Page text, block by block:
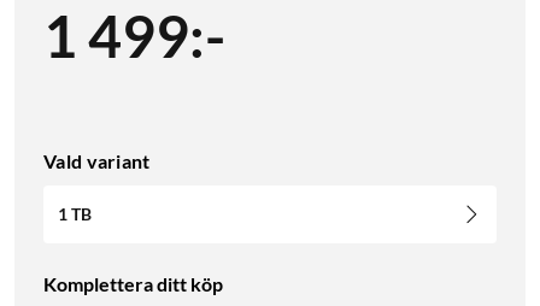
1 499:-
Vald variant
1 TB
Komplettera ditt köp